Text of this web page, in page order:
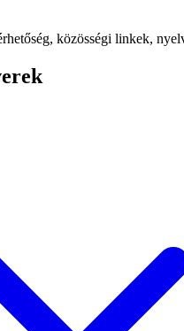
közösségi linkek,